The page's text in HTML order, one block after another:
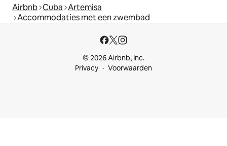
Airbnb Cuba Artemisa
Accommodaties met een zwembad
© 2026 Airbnb, Inc.
Privacy
Voorwaarden